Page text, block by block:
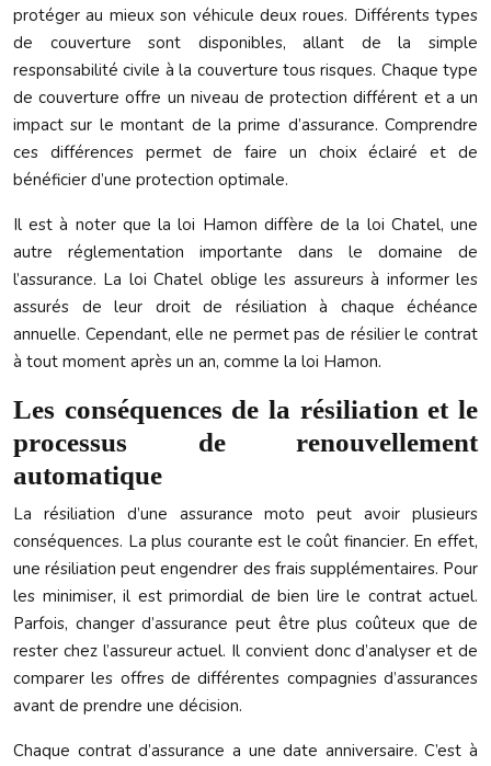
protéger au mieux son véhicule deux roues. Différents types
de couverture sont disponibles, allant de la simple
responsabilité civile à la couverture tous risques. Chaque type
de couverture offre un niveau de protection différent et a un
impact sur le montant de la prime d’assurance. Comprendre
ces différences permet de faire un choix éclairé et de
bénéficier d’une protection optimale.
Il est à noter que la loi Hamon diffère de la loi Chatel, une
autre réglementation importante dans le domaine de
l’assurance. La loi Chatel oblige les assureurs à informer les
assurés de leur droit de résiliation à chaque échéance
annuelle. Cependant, elle ne permet pas de résilier le contrat
à tout moment après un an, comme la loi Hamon.
Les conséquences de la résiliation et le
processus de renouvellement
automatique
La résiliation d’une assurance moto peut avoir plusieurs
conséquences. La plus courante est le coût financier. En effet,
une résiliation peut engendrer des frais supplémentaires. Pour
les minimiser, il est primordial de bien lire le contrat actuel.
Parfois, changer d’assurance peut être plus coûteux que de
rester chez l’assureur actuel. Il convient donc d’analyser et de
comparer les offres de différentes compagnies d’assurances
avant de prendre une décision.
Chaque contrat d’assurance a une date anniversaire. C’est à